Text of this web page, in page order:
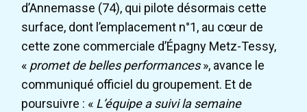
d’Annemasse (74), qui pilote désormais cette
surface, dont l’emplacement n°1, au cœur de
cette zone commerciale d’Épagny Metz-Tessy,
« promet de belles performances», avance le
communiqué officiel du groupement. Et de
poursuivre : « L’équipe a suivi la semaine